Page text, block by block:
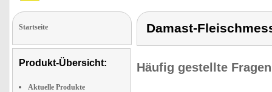
Startseite
Produkt-Übersicht:
Aktuelle Produkte
Damast-
Häufig gestellte